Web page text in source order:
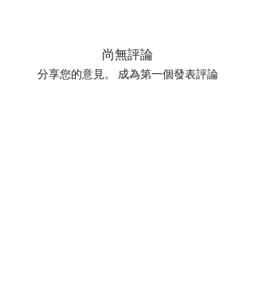
郵至 cs@wineocork.com 聯絡客戶服務
尚無評論
分享您的意見。 成為第一個發表評論